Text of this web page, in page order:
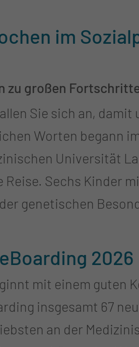
sowie die
zusammen.
Kaiser und Rick
am 4. Juli. Ergänzt
Dr. Kristin
den
vielfältigen
oder
im
zu großen
Sie sich an, damit
Worten begann
Universität
cerebralen
genetischen
Selbstständigkeit im
fester
unter der Leitung von
Therapiekonzept
2026
mit einem guten
insgesamt 67
an der